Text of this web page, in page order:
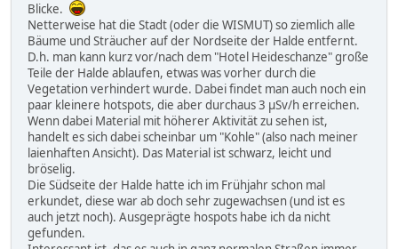
Blicke.
Netterweise hat die Stadt (oder die WISMUT) so ziemlich alle
Bäume und Sträucher auf der Nordseite der Halde entfernt.
D.h. man kann kurz vor/nach dem "Hotel Heideschanze" große
Teile der Halde ablaufen, etwas was vorher durch die
Vegetation verhindert wurde. Dabei findet man auch noch ein
paar kleinere hotspots, die aber durchaus 3 µSv/h erreichen.
Wenn dabei Material mit höherer Aktivität zu sehen ist,
handelt es sich dabei scheinbar um "Kohle" (also nach meiner
laienhaften Ansicht). Das Material ist schwarz, leicht und
bröselig.
Die Südseite der Halde hatte ich im Frühjahr schon mal
erkundet, diese war ab doch sehr zugewachsen (und ist es
auch jetzt noch). Ausgeprägte hospots habe ich da nicht
gefunden.